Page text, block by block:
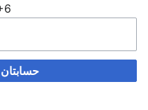
=
حسابتان